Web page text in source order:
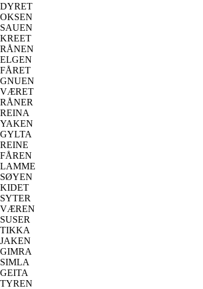
DYRET
OKSEN
SAUEN
KREET
RÅNEN
ELGEN
FÅRET
GNUEN
VÆRET
RÅNER
REINA
YAKEN
GYLTA
REINE
FÅREN
LAMME
SØYEN
KIDET
SYTER
VÆREN
SUSER
TIKKA
JAKEN
GIMRA
SIMLA
GEITA
TYREN